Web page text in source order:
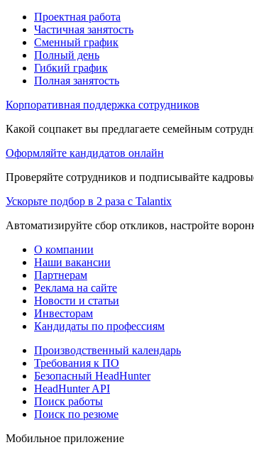
Проектная работа
Частичная занятость
Сменный график
Полный день
Гибкий график
Полная занятость
Корпоративная поддержка сотрудников
Какой соцпакет вы предлагаете семейным
Оформляйте кандидатов онлайн
Проверяйте сотрудников и подписывайте
Ускорьте подбор в 2 раза с Talantix
Автоматизируйте сбор откликов, настройте
О компании
Наши вакансии
Партнерам
Реклама на сайте
Новости и статьи
Инвесторам
Кандидаты по профессиям
Производственный календарь
Требования к ПО
Безопасный HeadHunter
HeadHunter API
Поиск работы
Поиск по резюме
Мобильное приложение